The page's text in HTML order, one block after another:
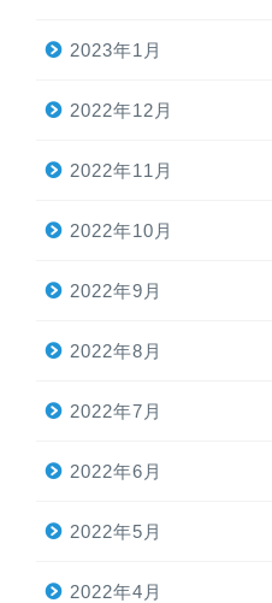
2023年1月
2022年12月
2022年11月
2022年10月
2022年9月
2022年8月
2022年7月
2022年6月
2022年5月
2022年4月